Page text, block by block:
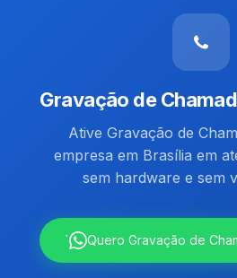
Gravação de
Ative Gravação de
empresa em Brasília em
sem hardware e sem
` Quero Gravação de